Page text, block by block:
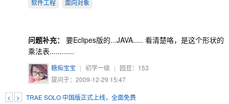
软件工程 面向对象
问题补充：
要Eclipes版的...JAVA..... 看清楚咯，是这个形状的
乘法表............
糖痴宝宝 | 初学一级 | 园豆： 153
提问于：2009-12-29 15:47
< >
TRAE SOLO 中国版正式上线，全面免费